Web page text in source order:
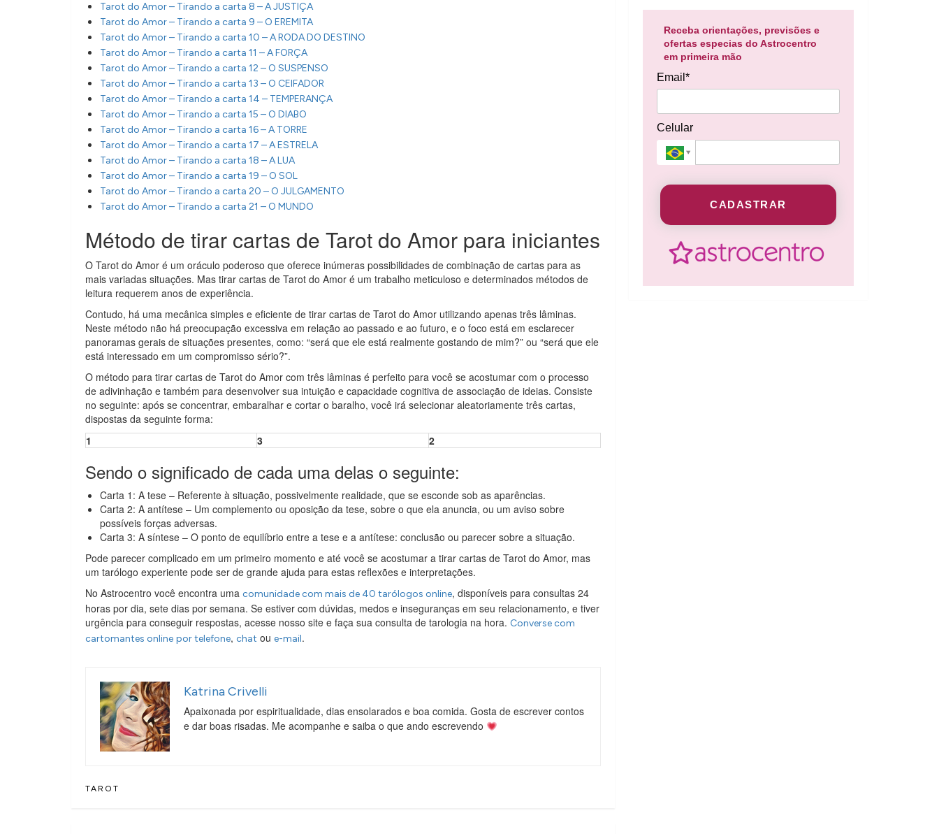
Tarot do Amor – Tirando a carta 8 – A JUSTIÇA
Tarot do Amor – Tirando a carta 9 – O EREMITA
Tarot do Amor – Tirando a carta 10 – A RODA DO DESTINO
Tarot do Amor – Tirando a carta 11 – A FORÇA
Tarot do Amor – Tirando a carta 12 – O SUSPENSO
Tarot do Amor – Tirando a carta 13 – O CEIFADOR
Tarot do Amor – Tirando a carta 14 – TEMPERANÇA
Tarot do Amor – Tirando a carta 15 – O DIABO
Tarot do Amor – Tirando a carta 16 – A TORRE
Tarot do Amor – Tirando a carta 17 – A ESTRELA
Tarot do Amor – Tirando a carta 18 – A LUA
Tarot do Amor – Tirando a carta 19 – O SOL
Tarot do Amor – Tirando a carta 20 – O JULGAMENTO
Tarot do Amor – Tirando a carta 21 – O MUNDO
Método de tirar cartas de Tarot do Amor para iniciantes
O Tarot do Amor é um oráculo poderoso que oferece inúmeras possibilidades de combinação de cartas para as
mais variadas situações. Mas tirar cartas de Tarot do Amor é um trabalho meticuloso e determinados métodos de
leitura requerem anos de experiência.
Contudo, há uma mecânica simples e eficiente de tirar cartas de Tarot do Amor utilizando apenas três lâminas.
Neste método não há preocupação excessiva em relação ao passado e ao futuro, e o foco está em esclarecer
panoramas gerais de situações presentes, como: “será que ele está realmente gostando de mim?” ou “será que ele
está interessado em um compromisso sério?”.
O método para tirar cartas de Tarot do Amor com três lâminas é perfeito para você se acostumar com o processo
de adivinhação e também para desenvolver sua intuição e capacidade cognitiva de associação de ideias. Consiste
no seguinte: após se concentrar, embaralhar e cortar o baralho, você irá selecionar aleatoriamente três cartas,
dispostas da seguinte forma:
1
3 2
Sendo o significado de cada uma delas o seguinte:
Carta 1: A tese – Referente à situação, possivelmente realidade, que se esconde sob as aparências.
Carta 2: A antítese – Um complemento ou oposição da tese, sobre o que ela anuncia, ou um aviso sobre
possíveis forças adversas.
Carta 3: A síntese – O ponto de equilíbrio entre a tese e a antítese: conclusão ou parecer sobre a situação.
Pode parecer complicado em um primeiro momento e até você se acostumar a tirar cartas de Tarot do Amor, mas
um tarólogo experiente pode ser de grande ajuda para estas reflexões e interpretações.
No Astrocentro você encontra uma comunidade com mais de 40 tarólogos online, disponíveis para consultas 24
horas por dia, sete dias por semana. Se estiver com dúvidas, medos e inseguranças em seu relacionamento, e tiver
urgência para conseguir respostas, acesse nosso site e faça sua consulta de tarologia na hora. Converse com
cartomantes online por telefone, chat ou e-mail.
Katrina Crivelli
Apaixonada por espiritualidade, dias ensolarados e boa comida. Gosta de escrever contos
e dar boas risadas. Me acompanhe e saiba o que ando escrevendo
TAROT
Receba orientações, previsões e
ofertas especias do Astrocentro
em primeira mão
Email*
Celular
CADASTRAR